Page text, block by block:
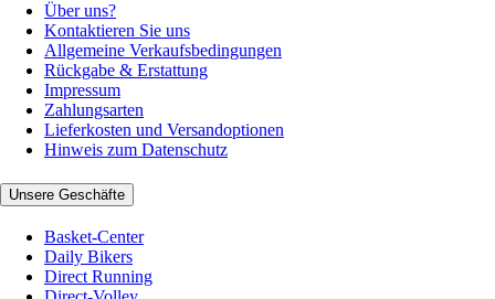
Über uns?
Kontaktieren Sie uns
Allgemeine Verkaufsbedingungen
Rückgabe & Erstattung
Impressum
Zahlungsarten
Lieferkosten und Versandoptionen
Hinweis zum Datenschutz
Unsere Geschäfte
Basket-Center
Daily Bikers
Direct Running